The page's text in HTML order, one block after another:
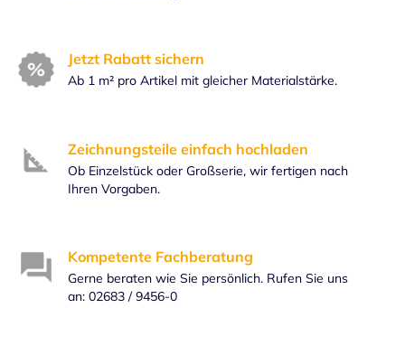
Jetzt Rabatt sichern
Ab 1 m² pro Artikel mit gleicher Materialstärke.
Zeichnungsteile einfach hochladen
Ob Einzelstück oder Großserie, wir fertigen nach
Ihren Vorgaben.
Kompetente Fachberatung
Gerne beraten wie Sie persönlich. Rufen Sie uns
an: 02683 / 9456-0